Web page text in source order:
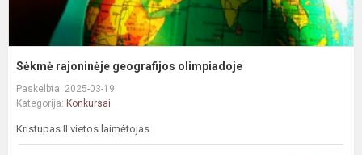
Sėkmė rajoninėje geografijos olimpiadoje
Paskelbta: 2025-03-19
Kategorija: Konkursai
Kristupas II vietos laimėtojas